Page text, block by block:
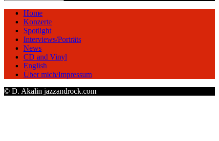
Home
Konzerte
Spotlight
Interviews/Porträts
News
CD and Vinyl
English
Über mich/Impressum
© D. Akalin jazzandrock.com